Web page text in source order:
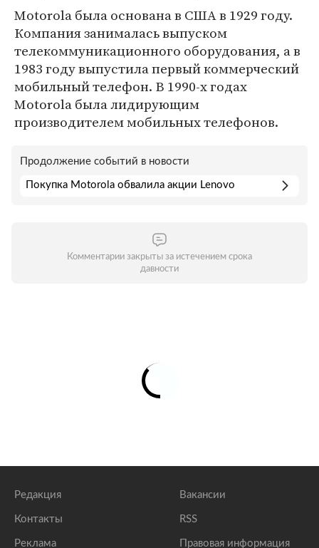
Motorola была основана в США в 1929 году.
Компания занималась выпуском
телекоммуникационного оборудования, а в
1983 году выпустила первый коммерческий
мобильный телефон. В 1990-х годах
Motorola была лидирующим
производителем мобильных телефонов.
Продолжение событий в новости
Покупка Motorola обвалила акции Lenovo
Комментарии закрыты за истечением срока
давности
Редакция
Контакты
Реклама
Вакансии
RSS
Правовая информация